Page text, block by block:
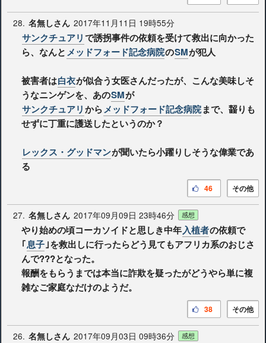
28. 名無しさん 2017年11月11日 19時55分
サンクチュアリで誘拐事件の依頼を受けて救出に向かった
ら、なんとメッドフォード記念病院のSMが犯人
被害者は白衣が似合う女医さんだったが、こんな美味しそ
うなニンゲンを、あのSMが
サンクチュアリからメッドフォード記念病院まで、齧りも
せずに丁重に護送したというのか？
レックス・グッドマンが聞いたら小躍りしそうな偉業であ
る
その他
46
27. 名無しさん 2017年09月09日 23時46分 感想
やり始めの頃コーカソイドと思しき中年入植者の依頼で
｢息子｣を救出しに行ったらどう見てもアフリカ系のおじさ
んで???となった。
報酬をもらうまでは本当に詐欺を疑ったがどうやら単に複
雑なご家庭なだけのようだ。
その他
38
26. 名無しさん 2017年09月03日 09時36分 感想